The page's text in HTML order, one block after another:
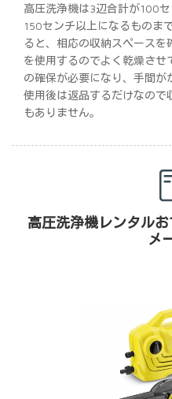
高圧洗浄機は3辺合計が100
150センチ以上になるものま
ると、相応の収納スペース
を使用するのでよく乾燥さ
の確保が必要になり、手間が
使用後は返品するだけなので
もありません。
高圧洗浄機レンタル
メ